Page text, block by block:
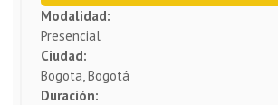
Modalidad:
Presencial
Ciudad:
Bogota, Bogotá
Duración: